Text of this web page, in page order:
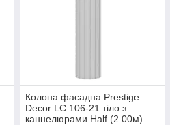
Колона фасадна Prestige
Decor LC 106-21 тіло з
каннелюрами Half (2.00м)